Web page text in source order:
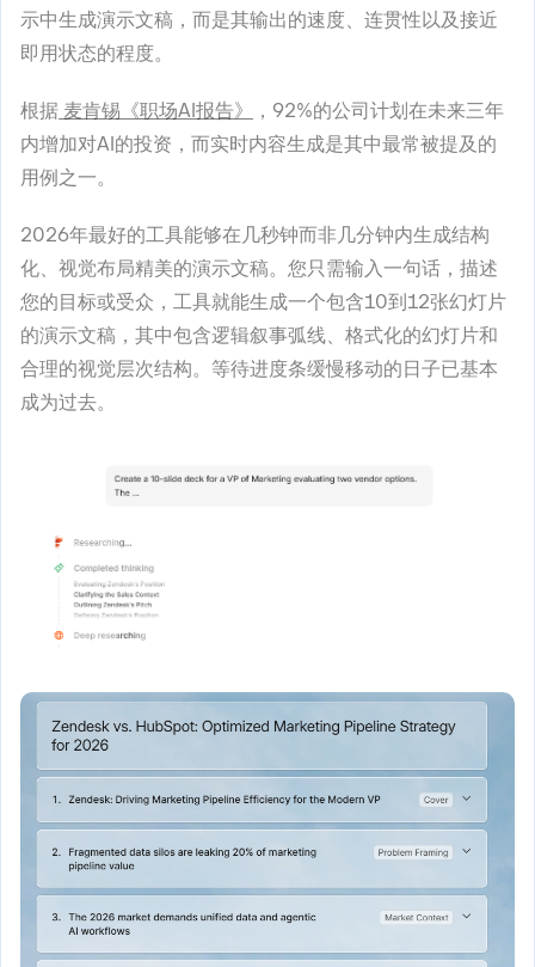
示中生成演示文稿，而是其输出的速度、连贯性以及接近
即用状态的程度。
根据 麦肯锡《职场AI报告》
，92%的公司计划在未来三年
内增加对AI的投资，而实时内容生成是其中最常被提及的
用例之一。
2026年最好的工具能够在几秒钟而非几分钟内生成结构
化、视觉布局精美的演示文稿。您只需输入一句话，描述
您的目标或受众，工具就能生成一个包含10到12张幻灯片
的演示文稿，其中包含逻辑叙事弧线、格式化的幻灯片和
合理的视觉层次结构。等待进度条缓慢移动的日子已基本
成为过去。